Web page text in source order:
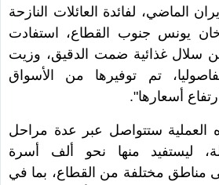
يوم 20 حزيران الماضي، لفائدة العائلات النازحة
يونس جنوب القطاع، استفادت
من سلال غذائية ضمت الدقيق، وزيت
تم توفيرها من الأسواق
أسعارها".
العملية ستتواصل عبر عدة مراحل
ليستفيد منها نحو ألف أسرة
مناطق مختلفة من القطاع، بما في